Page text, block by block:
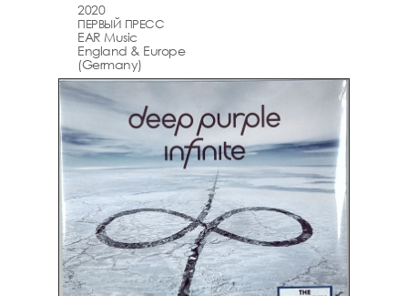
2020
ПЕРВЫЙ ПРЕСС
EAR Music
England & Europe
(Germany)